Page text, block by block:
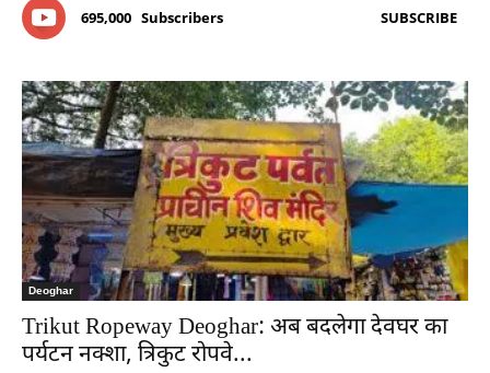
695,000 Subscribers SUBSCRIBE
Deoghar
Trikut Ropeway Deoghar: अब बदलेगा देवघर का
पर्यटन नक्शा, त्रिकुट रोपवे...